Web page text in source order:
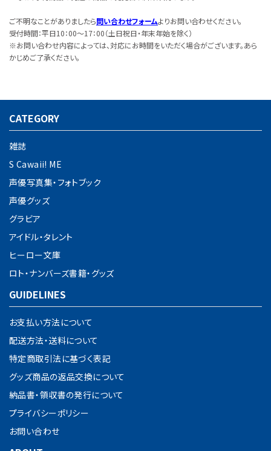
ご不明なことがありましたら問い合わせフォームよりお問い合わせください。
受付時間：平日10：00～17：00（土日祝日・年末年始を除く）
※お問い合わせ内容によっては、対応にお時間をいただく場合がございます。あら
かじめご了承ください。
CATEGORY
雑誌
S Cawaii! ME
声優写真集・フォトブック
声優グッズ
グラビア
アイドル・タレント
ヒーロー文庫
ロト・ナンバーズ書籍・グッズ
GUIDELINES
お支払い方法について
配送方法・送料について
特定商取引法に基づく表記
グッズ商品の返品交換について
納品書・領収書の発行について
プライバシーポリシー
お問い合わせ